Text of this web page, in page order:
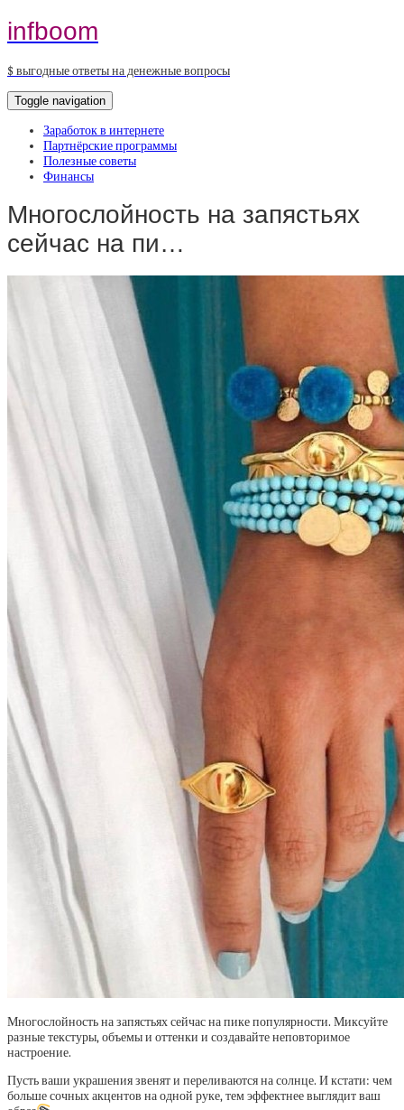
infboom
$ выгодные ответы на денежные вопросы
Toggle navigation
Заработок в интернете
Партнёрские программы
Полезные советы
Финансы
Многослойность на запястьях
сейчас на пи…
Многослойность на запястьях сейчас на пике популярности. Миксуйте
разные текстуры, объемы и оттенки и создавайте неповторимое
настроение.
Пусть ваши украшения звенят и переливаются на солнце. И кстати: чем
больше сочных акцентов на одной руке, тем эффектнее выглядит ваш